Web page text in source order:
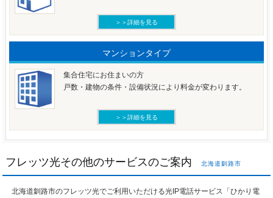
＞＞詳細を見る
マンションタイプ
集合住宅にお住まいの方
戸数・建物の条件・設備状況により料金が変わります。
＞＞詳細を見る
フレッツ光その他のサービスのご案内 北海道釧路市
北海道釧路市のフレッツ光でご利用いただける光IP電話サービス「ひかり電